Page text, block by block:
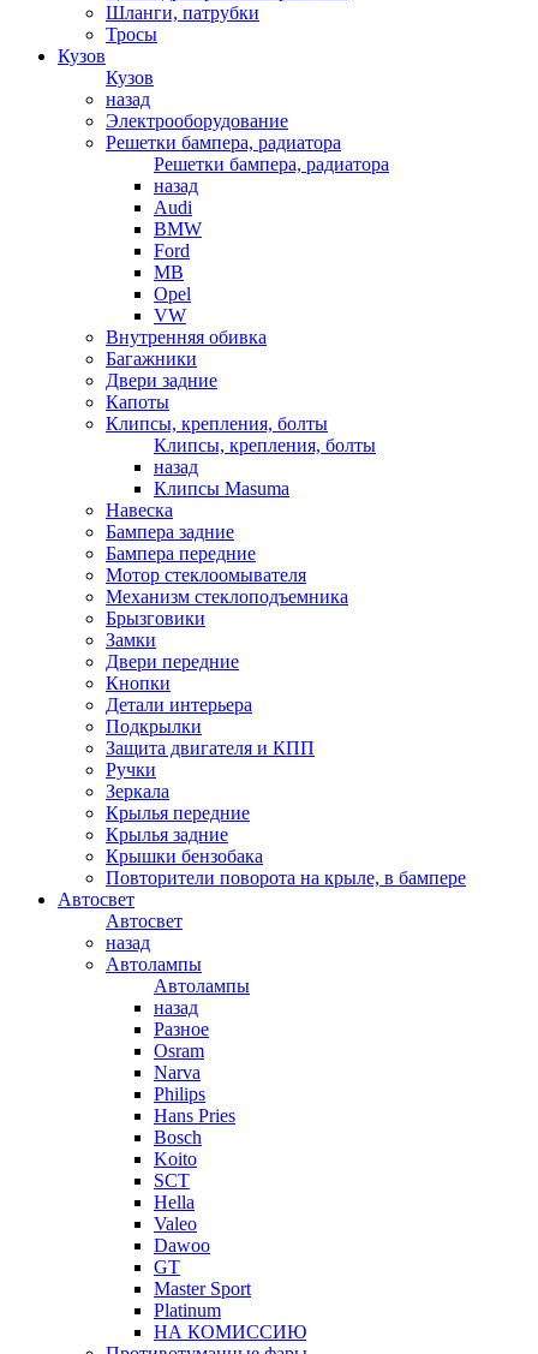
Шланги, патрубки
Тросы
Кузов
Кузов
назад
Электрооборудование
Решетки бампера, радиатора
Решетки бампера, радиатора
назад
Audi
BMW
Ford
MB
Opel
VW
Внутренняя обивка
Багажники
Двери задние
Капоты
Клипсы, крепления, болты
Клипсы, крепления, болты
назад
Клипсы Masuma
Навеска
Бампера задние
Бампера передние
Мотор стеклоомывателя
Механизм стеклоподъемника
Брызговики
Замки
Двери передние
Кнопки
Детали интерьера
Подкрылки
Защита двигателя и КПП
Ручки
Зеркала
Крылья передние
Крылья задние
Крышки бензобака
Повторители поворота на крыле, в бампере
Автосвет
Автосвет
назад
Автолампы
Автолампы
назад
Разное
Osram
Narva
Philips
Hans Pries
Bosch
Koito
SCT
Hella
Valeo
Dawoo
GT
Master Sport
Platinum
НА КОМИССИЮ